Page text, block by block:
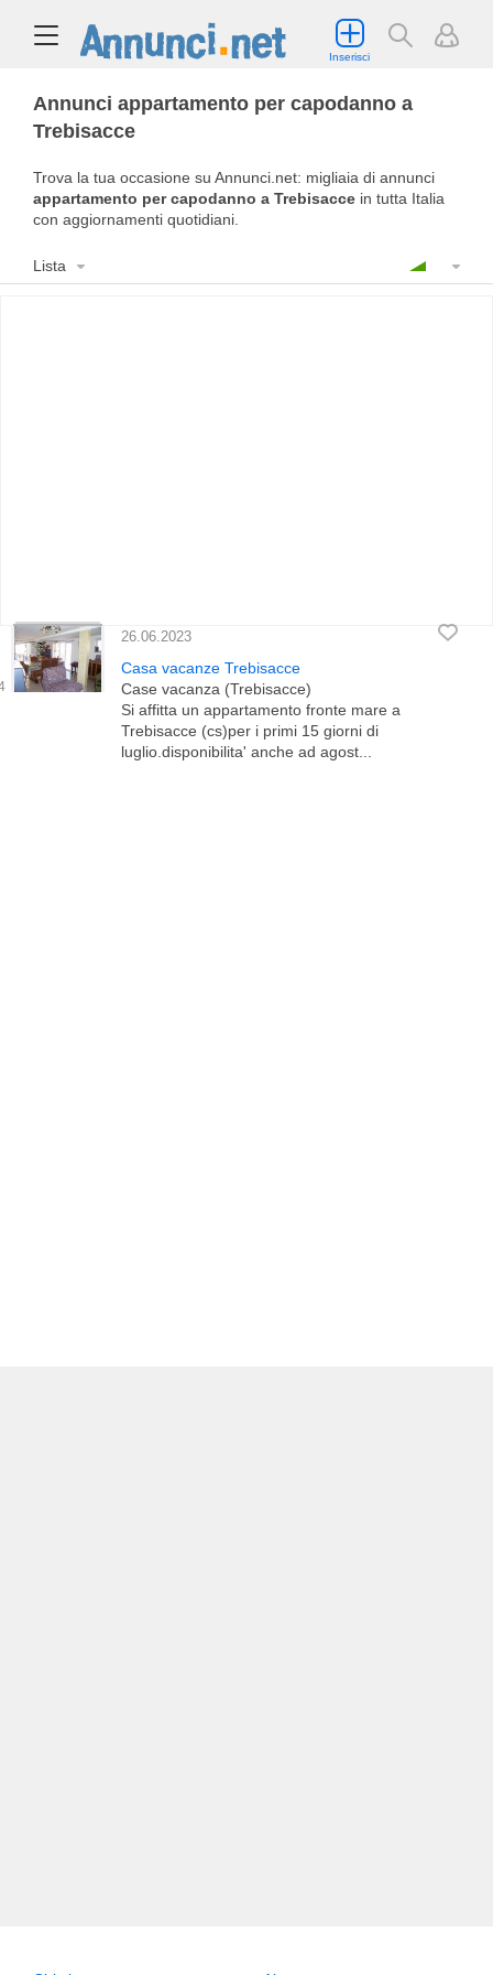
Inserisci
Annunci appartamento per capodanno a
Trebisacce
Trova la tua occasione su Annunci.net: migliaia di annunci
appartamento per capodanno a Trebisacce in tutta Italia
con aggiornamenti quotidiani.
Lista
26.06.2023
Casa vacanze Trebisacce
Case vacanza (Trebisacce)
Si affitta un appartamento fronte mare a
Trebisacce (cs)per i primi 15 giorni di
luglio.disponibilita' anche ad agost...